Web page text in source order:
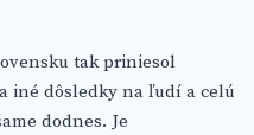
tak priniesol
iné dôsledky na ľudí a celú
dodnes. Je